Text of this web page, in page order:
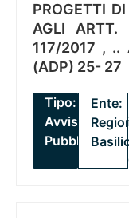
PROGETTI
AGLI
117/2017 , ..
(ADP) 25- 27
Tipo:
Avviso
Pubblico
Ente: